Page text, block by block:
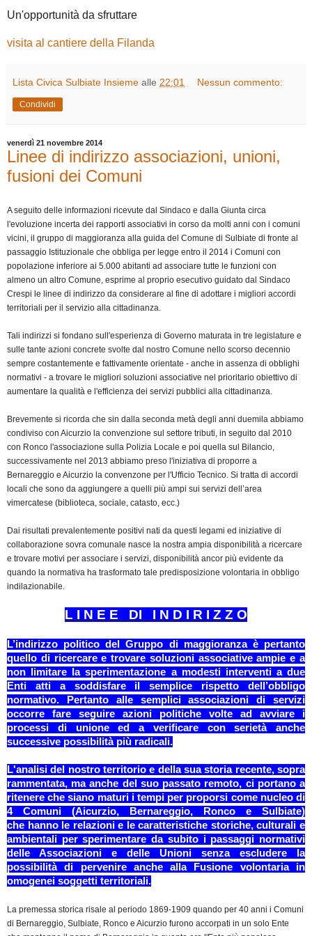
Un'opportunità da sfruttare
visita al cantiere della Filanda
Lista Civica Sulbiate Insieme alle 22:01 Nessun commento:
Condividi
venerdì 21 novembre 2014
Linee di indirizzo associazioni, unioni,
fusioni dei Comuni
A seguito delle informazioni ricevute dal Sindaco e dalla Giunta circa
l'evoluzione incerta dei rapporti associativi in corso da molti anni con i comuni
vicini, il gruppo di maggioranza alla guida del Comune di Sulbiate di fronte al
passaggio Istituzionale che obbliga per legge entro il 2014 i Comuni con
popolazione inferiore ai 5.000 abitanti ad associare tutte le funzioni con
almeno un altro Comune, esprime al proprio esecutivo guidato dal Sindaco
Crespi le linee di indirizzo da considerare al fine di adottare i migliori accordi
territoriali per il servizio alla cittadinanza.
Tali indirizzi si fondano sull'esperienza di Governo maturata in tre legislature e
sulle tante azioni concrete svolte dal nostro Comune nello scorso decennio
sempre costantemente e fattivamente orientate - anche in assenza di obblighi
normativi - a trovare le migliori soluzioni associative nel prioritario obiettivo di
aumentare la qualità e l'efficienza dei servizi pubblici alla cittadinanza.
Brevemente si ricorda che sin dalla seconda metà degli anni duemila abbiamo
condiviso con Aicurzio la convenzione sul settore tributi, in seguito dal 2010
con Ronco l'associazione sulla Polizia Locale e poi quella sul Bilancio,
successivamente nel 2013 abbiamo preso l'iniziativa di proporre a
Bernareggio e Aicurzio la convenzone per l'Ufficio Tecnico. Si tratta di accordi
locali che sono da aggiungere a quelli più ampi sui servizi dell’area
vimercatese (biblioteca, sociale, catasto, ecc.)
Dai risultati prevalentemente positivi nati da questi legami ed iniziative di
collaborazione sovra comunale nasce la nostra ampia disponibilità a ricercare
e trovare motivi per associare i servizi, disponibilità ancor più evidente da
quando la normativa ha trasformato tale predisposizione volontaria in obbligo
indilazionabile.
L I N E E DI I N D I R I Z Z O
L’indirizzo politico del Gruppo di maggioranza è pertanto
quello di ricercare e trovare soluzioni associative ampie e a
non limitare la sperimentazione a modesti interventi a due
Enti atti a soddisfare il semplice rispetto dell’obbligo
normativo. Pertanto alle semplici associazioni di servizi
occorre fare seguire azioni politiche volte ad avviare i
processi di unione ed a verificare con serietà anche
successive possibilità più radicali.
L'analisi del nostro territorio e della sua storia recente, sopra
rammentata, ma anche del suo passato remoto, ci portano a
ritenere che siano maturi i tempi per proporsi come nucleo di
4 Comuni (Aicurzio, Bernareggio, Ronco e Sulbiate)
che hanno le relazioni e le caratteristiche storiche, culturali e
ambientali per sperimentare da subito i passaggi normativi
delle Associazioni e delle Unioni senza escludere la
possibilità di pervenire anche alla Fusione volontaria in
omogenei soggetti territoriali.
La premessa storica risale al periodo 1869-1909 quando per 40 anni i Comuni
di Bernareggio, Sulbiate, Ronco e Aicurzio furono accorpati in un solo Ente